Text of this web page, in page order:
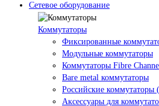
Сетевое оборудование
Коммутаторы
Фиксированные
Модульные коммутаторы
Коммутаторы Fibre
Bare metal коммутаторы
Российские
Аксессуары для